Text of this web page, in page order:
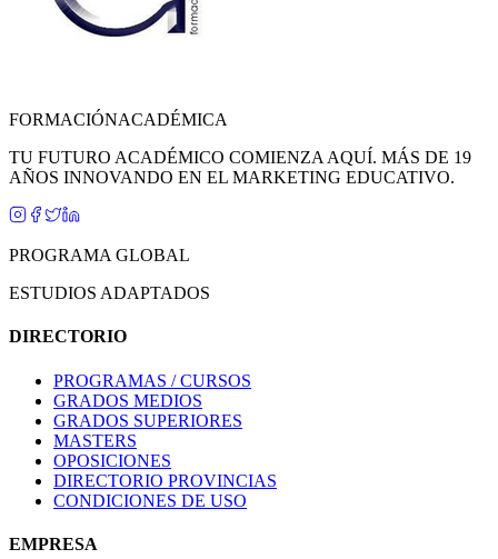
FORMACIÓNACADÉMICA
TU FUTURO ACADÉMICO COMIENZA AQUÍ. MÁS DE 19
AÑOS INNOVANDO EN EL MARKETING EDUCATIVO.
PROGRAMA GLOBAL
ESTUDIOS ADAPTADOS
DIRECTORIO
PROGRAMAS / CURSOS
GRADOS MEDIOS
GRADOS SUPERIORES
MASTERS
OPOSICIONES
DIRECTORIO PROVINCIAS
CONDICIONES DE USO
EMPRESA